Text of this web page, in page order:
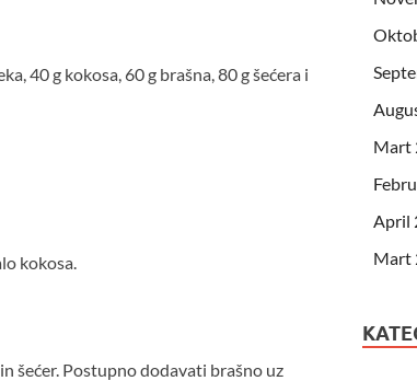
40 g kokosa, 60 g brašna, 80 g šećera i
kokosa.
šećer. Postupno dodavati brašno uz
Mart
April
Mart